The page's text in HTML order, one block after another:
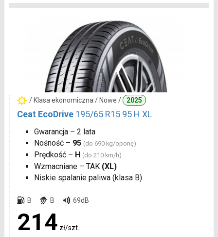
/ Klasa ekonomiczna / Nowe / 2025
Ceat EcoDrive 195/65 R15 95 H XL
Gwarancja – 2 lata
Nośność – 95 (do 690 kg/oponę)
Prędkość – H (do 210 km/h)
Wzmacniane – TAK (XL)
Niskie spalanie paliwa (klasa B)
B B 69dB
214 zł/szt.